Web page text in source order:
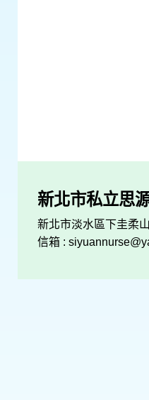
新北市私立思
新北市淡水區下圭柔
信箱 :